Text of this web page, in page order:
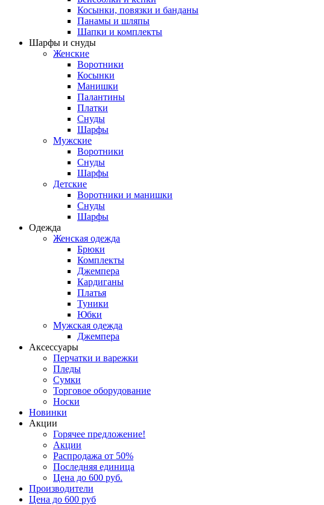
Косынки, повязки и банданы
Панамы и шляпы
Шапки и комплекты
Шарфы и снуды
Женские
Воротники
Косынки
Манишки
Палантины
Платки
Снуды
Шарфы
Мужские
Воротники
Снуды
Шарфы
Детские
Воротники и манишки
Снуды
Шарфы
Одежда
Женская одежда
Брюки
Комплекты
Джемпера
Кардиганы
Платья
Туники
Юбки
Мужская одежда
Джемпера
Аксессуары
Перчатки и варежки
Пледы
Сумки
Торговое оборудование
Носки
Новинки
Акции
Горячее предложение!
Акции
Распродажа от 50%
Последняя единица
Цена до 600 руб.
Производители
Цена до 600 руб